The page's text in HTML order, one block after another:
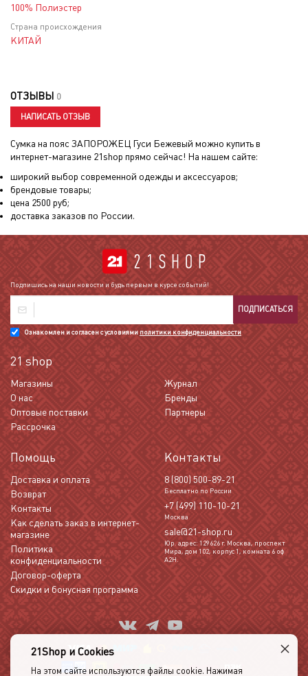
100% Полиэстер
Страна происхождения
КИТАЙ
ОТЗЫВЫ 0
НАПИСАТЬ ОТЗЫВ
Сумка на пояс ЗАПОРОЖЕЦ Гуси Бежевый можно купить в
интернет-магазине 21shop прямо сейчас! На нашем сайте:
широкий выбор современной одежды и аксессуаров;
брендовые товары;
цена 2500 руб;
доставка заказов по России.
Подпишись на наши новости и будь первым в курсе событий!
ПОДПИСАТЬСЯ
Ознакомлен и согласен с условиямиполитики конфиденциальности
21 shop
Магазины
Журнал
О нас
Бренды
Оптовые поставки
Партнеры
Рассрочка
Помощь
Доставка и оплата
Возврат
Контакты
Как сделать заказ в интернет-
магазине
Политика
конфиденциальности
Договор-оферта
Скидки и бонусная программа
Контакты
8 (800) 500-89-21
Бесплатно по России
+7 (499) 110-10-21
Москва
sale@21-shop.ru
Юр. адрес: 129626 г. Москва, проспект
Мира, дом 102, корпус 1, комната 6 оф
А2Н.
21Shop и Cookies
На этом сайте используются файлы cookie. Нажимая
×